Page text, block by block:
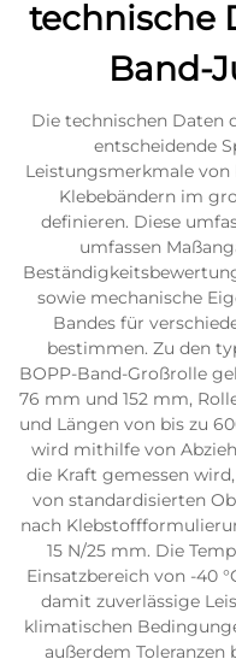
technische
Band-
Die technischen Daten
entscheidende
Leistungsmerkmale
Klebebändern im
definieren. Diese
umfassen
sowie mechanische
Bandes für
bestimmen. Zu den
BOPP-Band-Großrolle
76 mm und 152 mm,
und Längen von bis zu
wird mithilfe von
die Kraft gemessen
von standardisierten
nach
15 N/25 mm. Die
Einsatzbereich von -40
damit zuverlässige
klimatischen
außerdem